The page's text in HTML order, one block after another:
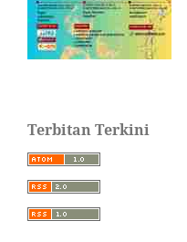
Terbitan Terkini